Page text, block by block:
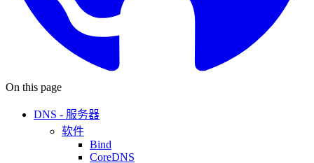
On this page
DNS - 服务器
软件
Bind
CoreDNS